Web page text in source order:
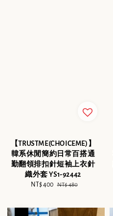
【TRUSTME(CHOICEME)】
韓系休閒簡約日常百搭通
勤翻領排扣針短袖上衣針
織外套 YS1-92442
Sale
NT$ 400 Regular
NT$ 480